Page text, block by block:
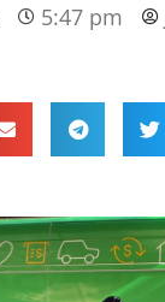
5:47 pm